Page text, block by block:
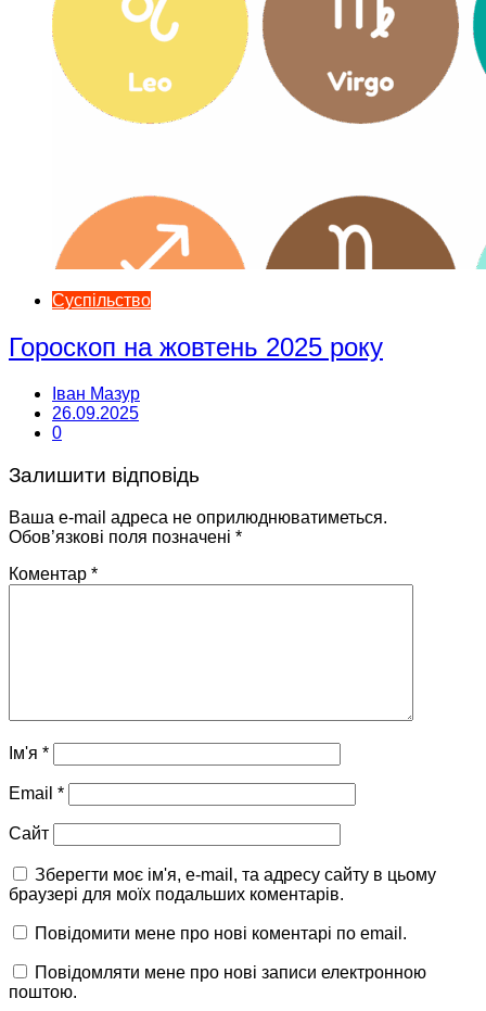
Суспільство
Гороскоп на жовтень 2025 року
Іван Мазур
26.09.2025
0
Залишити відповідь
Ваша e-mail адреса не оприлюднюватиметься.
Обов’язкові поля позначені *
Коментар *
Ім'я *
Email *
Сайт
Зберегти моє ім'я, e-mail, та адресу сайту в цьому
браузері для моїх подальших коментарів.
Повідомити мене про нові коментарі по email.
Повідомляти мене про нові записи електронною
поштою.